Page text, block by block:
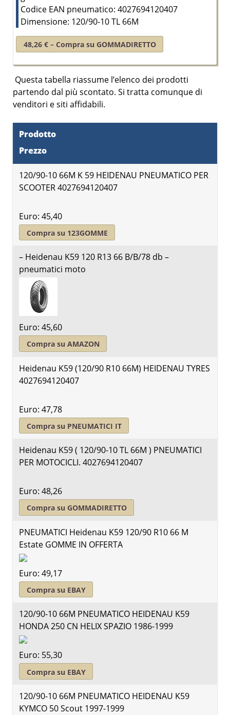
Codice EAN pneumatico: 4027694120407
Dimensione: 120/90-10 TL 66M
48,26 € – Compra su GOMMADIRETTO
Questa tabella riassume l’elenco dei prodotti
partendo dal più scontato. Si tratta comunque di
venditori e siti affidabili.
Prodotto
Prezzo
120/90-10 66M K 59 HEIDENAU PNEUMATICO PER
SCOOTER 4027694120407
Euro: 45,40
Compra su 123GOMME
– Heidenau K59 120 R13 66 B/B/78 db –
pneumatici moto
Euro: 45,60
Compra su AMAZON
Heidenau K59 (120/90 R10 66M) HEIDENAU TYRES
4027694120407
Euro: 47,78
Compra su PNEUMATICI IT
Heidenau K59 ( 120/90-10 TL 66M ) PNEUMATICI
PER MOTOCICLI. 4027694120407
Euro: 48,26
Compra su GOMMADIRETTO
PNEUMATICI Heidenau K59 120/90 R10 66 M
Estate GOMME IN OFFERTA
Euro: 49,17
Compra su EBAY
120/90-10 66M PNEUMATICO HEIDENAU K59
HONDA 250 CN HELIX SPAZIO 1986-1999
Euro: 55,30
Compra su EBAY
120/90-10 66M PNEUMATICO HEIDENAU K59
KYMCO 50 Scout 1997-1999